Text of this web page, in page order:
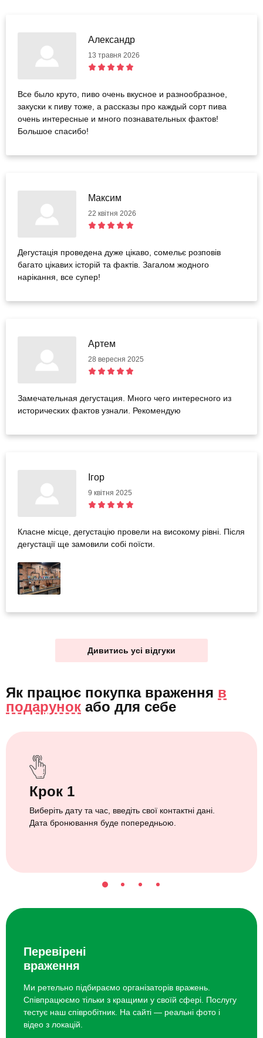
Александр
13 травня 2026
Все было круто, пиво очень вкусное и разнообразное,
закуски к пиву тоже, а рассказы про каждый сорт пива
очень интересные и много познавательных фактов!
Большое спасибо!
Максим
22 квітня 2026
Дегустація проведена дуже цікаво, сомельє розповів
багато цікавих історій та фактів. Загалом жодного
нарікання, все супер!
Артем
28 вересня 2025
Замечательная дегустация. Много чего интересного из
исторических фактов узнали. Рекомендую
Ігор
9 квітня 2025
Класне місце, дегустацію провели на високому рівні. Після
дегустації ще замовили собі поїсти.
Дивитись усі відгуки
Як працює покупка враження в
подарунок або для себе
Крок 1
Виберіть дату та час, введіть свої контактні дані.
Дата бронювання буде попередньою.
Перевірені
враження
Ми ретельно підбираємо організаторів вражень.
Співпрацюємо тільки з кращими у своїй сфері. Послугу
тестує наш співробітник. На сайті — реальні фото і
відео з локацій.